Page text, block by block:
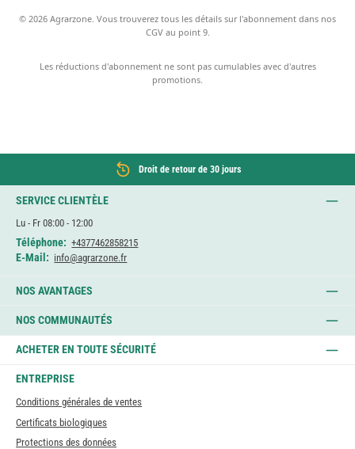
© 2026 Agrarzone. Vous trouverez tous les détails sur l'abonnement dans nos
CGV au point 9.
Les réductions d'abonnement ne sont pas cumulables avec d'autres
promotions.
Droit de retour de 30 jours
SERVICE CLIENTÈLE
Lu - Fr 08:00 - 12:00
Téléphone: +4377462858215
E-Mail: info@agrarzone.fr
NOS AVANTAGES
NOS COMMUNAUTÉS
ACHETER EN TOUTE SÉCURITÉ
ENTREPRISE
Conditions générales de ventes
Certificats biologiques
Protections des données